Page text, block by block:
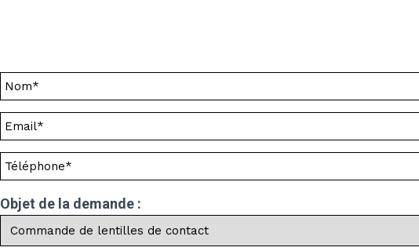
Objet de la demande :